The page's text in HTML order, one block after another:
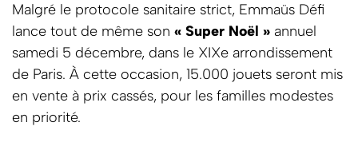
Malgré le protocole sanitaire strict, Emmaüs Défi
lance tout de même son « Super Noël » annuel
samedi 5 décembre, dans le XIXe arrondissement
de Paris. À cette occasion, 15.000 jouets seront mis
en vente à prix cassés, pour les familles modestes
en priorité.